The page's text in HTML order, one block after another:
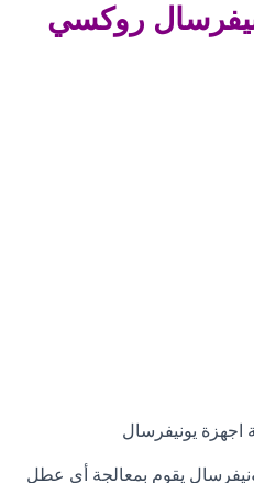
روكسي
يونيفرسال
يقوم بمعالجة أي عطل